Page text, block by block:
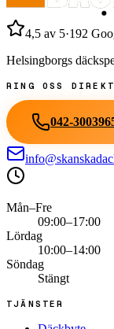
4,5 av 5·192
Helsingborgs
RING OSS DIREKT
042-
Mån–Fre
09:00–17:00
Lördag
10:00–14:00
Söndag
Stängt
TJÄNSTER